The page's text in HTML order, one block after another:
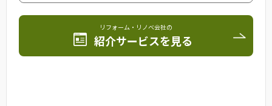
リフォーム・リノベ会社の
紹介サービスを見る